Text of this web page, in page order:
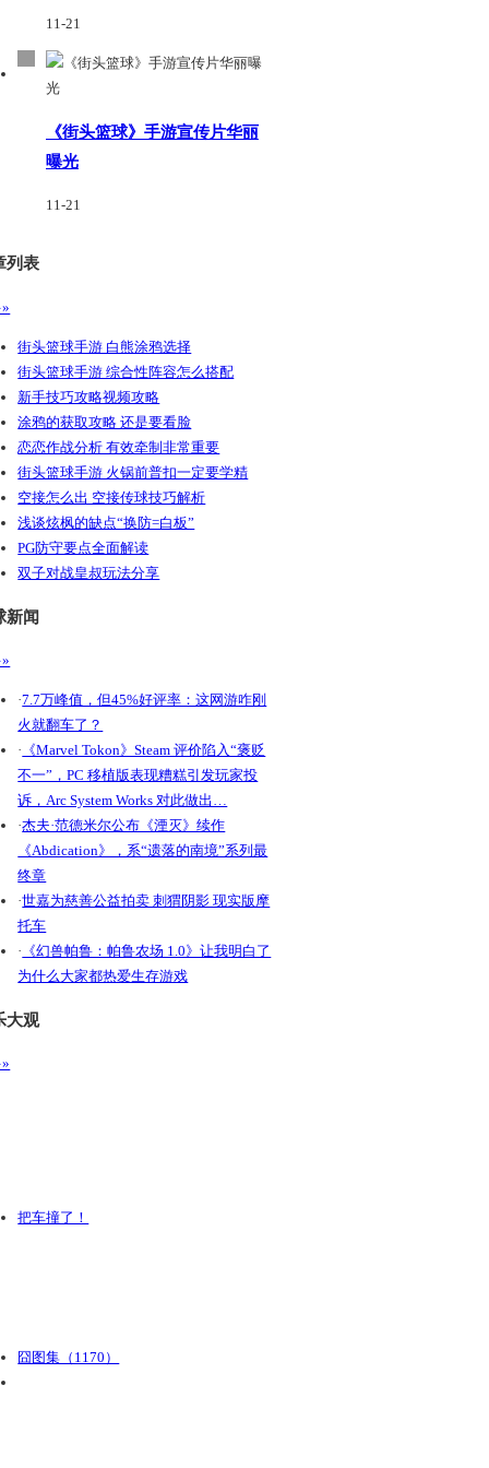
11-21
《街头篮球》手游宣传片华丽
曝光
11-21
列表
街头篮球手游 白熊涂鸦选择
街头篮球手游 综合性阵容怎么搭配
新手技巧攻略视频攻略
涂鸦的获取攻略 还是要看脸
恋恋作战分析 有效牵制非常重要
街头篮球手游 火锅前普扣一定要学精
空接怎么出 空接传球技巧解析
浅谈炫枫的缺点“换防=白板”
PG防守要点全面解读
双子对战皇叔玩法分享
新闻
·7.7万峰值，但45%好评率：这网游咋刚
火就翻车了？
· 《Marvel Tokon》Steam 评价陷入“褒贬
不一”，PC 移植版表现糟糕引发玩家投
诉，Arc System Works 对此做出…
·杰夫·范德米尔公布《湮灭》续作
《Abdication》，系“遗落的南境”系列最
终章
·世嘉为慈善公益拍卖 刺猬阴影 现实版摩
托车
· 《幻兽帕鲁：帕鲁农场 1.0》让我明白了
为什么大家都热爱生存游戏
大观
把车撞了！
囧图集（1170）